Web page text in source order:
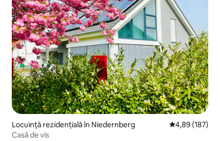
Locuință rezidențială în Niedernberg Scor mediu de
4,89 (187)
Casă de vis